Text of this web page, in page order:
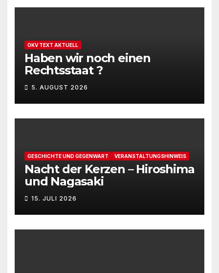
OKV TEXT AKTUELL
Haben wir noch einen
Rechtsstaat ?
5. AUGUST 2026
GESCHICHTE UND GEGENWART VERANSTALTUNGSHINWEIS
Nacht der Kerzen – Hiroshima
und Nagasaki
15. JULI 2026